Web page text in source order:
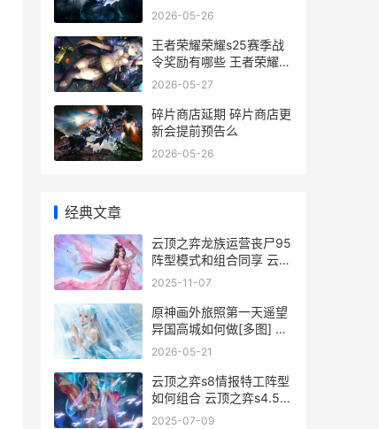
么获得
2026-05-26
王者荣耀荣耀s25赛季战
令奖励有哪些 王者荣耀荣
耀称号
2026-05-27
碎片商店延期 碎片商店更
新会提前预告么
2026-05-26
经典文章
云顶之弈龙族运营丧尸95
阵型模式和组合同享 云顶
之弈 龙族
2025-11-07
原神画外旅照第一天遥望
异国高城如何做[多图] 原
神旅行者画
2026-05-21
云顶之弈s8情报特工阵型
如何组合 云顶之弈s4.5全
英雄图鉴2020
2025-07-09